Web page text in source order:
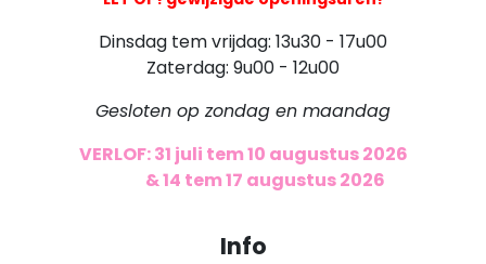
Dinsdag tem vrijdag: 13u30 - 17u00
Zaterdag: 9u00 - 12u00
Gesloten op zondag en maandag
VERLOF: 31 juli tem 10 augustus 2026
& 14 tem 17 augustus 2026
Info